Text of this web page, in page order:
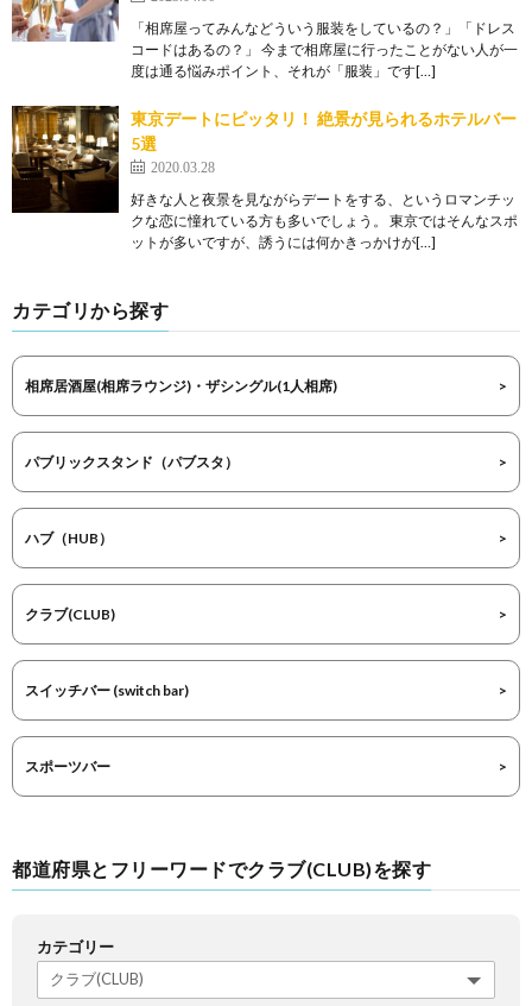
「相席屋ってみんなどういう服装をしているの？」「ドレス
コードはあるの？」 今まで相席屋に行ったことがない人が一
度は通る悩みポイント、それが「服装」です[…]
東京デートにピッタリ！ 絶景が見られるホテルバー
5選
2020.03.28
好きな人と夜景を見ながらデートをする、というロマンチッ
クな恋に憧れている方も多いでしょう。 東京ではそんなスポ
ットが多いですが、誘うには何かきっかけが[…]
カテゴリから探す
相席居酒屋(相席ラウンジ)・ザシングル(1人相席)
パブリックスタンド（パブスタ）
ハブ（HUB）
クラブ(CLUB)
スイッチバー (switch bar)
スポーツバー
都道府県とフリーワードでクラブ(CLUB)を探す
カテゴリー